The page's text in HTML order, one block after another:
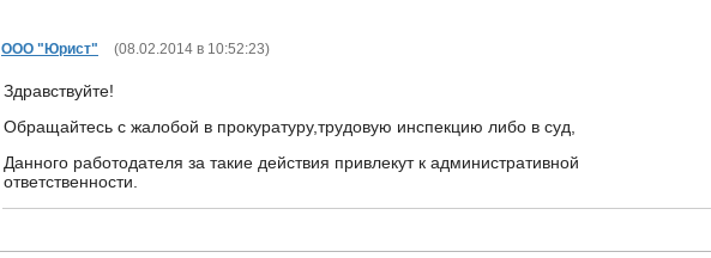
ООО "Юрист" (08.02.2014 в 10:52:23)
Здравствуйте!
Обращайтесь с жалобой в прокуратуру,трудовую инспекцию либо в суд,
Данного работодателя за такие действия привлекут к административной
ответственности.